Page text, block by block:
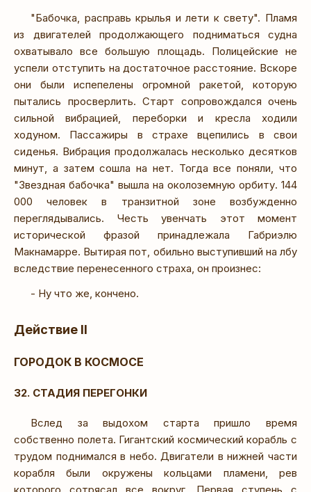
"Бабочка, расправь крылья и лети к свету". Пламя
из двигателей продолжающего подниматься судна
охватывало все большую площадь. Полицейские не
успели отступить на достаточное расстояние. Вскоре
они были испепелены огромной ракетой, которую
пытались просверлить. Старт сопровождался очень
сильной вибрацией, переборки и кресла ходили
ходуном. Пассажиры в страхе вцепились в свои
сиденья. Вибрация продолжалась несколько десятков
минут, а затем сошла на нет. Тогда все поняли, что
"Звездная бабочка" вышла на околоземную орбиту. 144
000 человек в транзитной зоне возбужденно
переглядывались. Честь увенчать этот момент
исторической фразой принадлежала Габриэлю
Макнамарре. Вытирая пот, обильно выступивший на лбу
вследствие перенесенного страха, он произнес:
- Ну что же, кончено.
Действие II
ГОРОДОК В КОСМОСЕ
32. СТАДИЯ ПЕРЕГОНКИ
Вслед за выдохом старта пришло время
собственно полета. Гигантский космический корабль с
трудом поднимался в небо. Двигатели в нижней части
корабля были окружены кольцами пламени, рев